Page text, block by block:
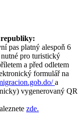
republiky:
pas platný alespoň 6
pro turistický
a před odletem
formulář na
a
vygenerovaný QR
zde.